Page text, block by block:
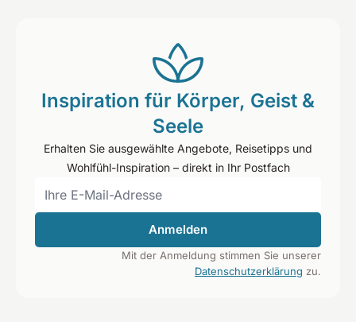
Inspiration für Körper, Geist &
Seele
Erhalten Sie ausgewählte Angebote, Reisetipps und
Wohlfühl-Inspiration – direkt in Ihr Postfach
Anmelden
Mit der Anmeldung stimmen Sie unserer
Datenschutzerklärung zu.